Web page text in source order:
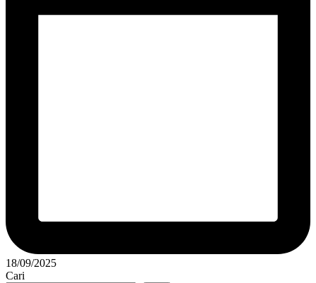
18/09/2025
Cari